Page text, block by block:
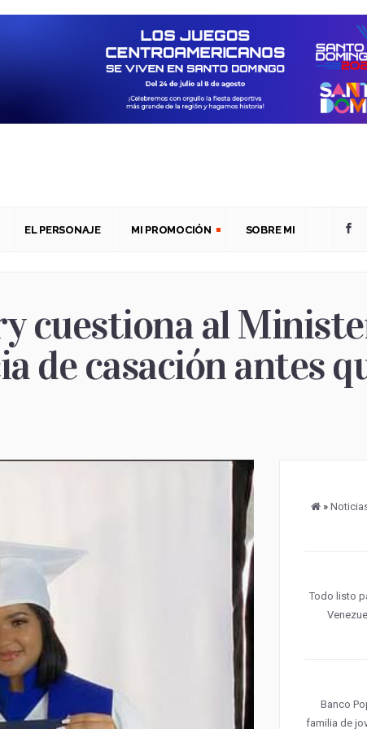
EL PERSONAJE MI PROMOCIÓN SOBRE MI
cuestiona al
de casación antes
»
Todo listo
Banco
familia de